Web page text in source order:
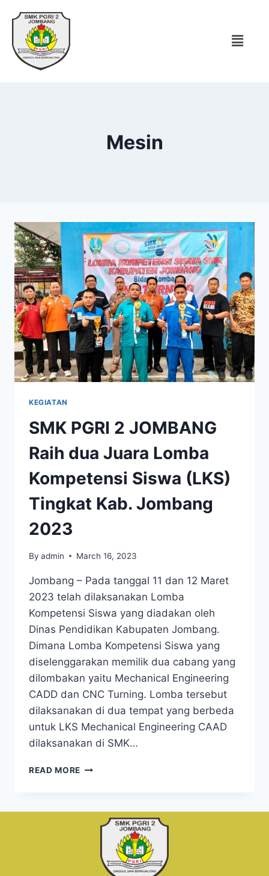
Mesin
KEGIATAN
SMK PGRI 2 JOMBANG
Raih dua Juara Lomba
Kompetensi Siswa (LKS)
Tingkat Kab. Jombang
2023
By admin March 16, 2023
Jombang – Pada tanggal 11 dan 12 Maret
2023 telah dilaksanakan Lomba
Kompetensi Siswa yang diadakan oleh
Dinas Pendidikan Kabupaten Jombang.
Dimana Lomba Kompetensi Siswa yang
diselenggarakan memilik dua cabang yang
dilombakan yaitu Mechanical Engineering
CADD dan CNC Turning. Lomba tersebut
dilaksanakan di dua tempat yang berbeda
untuk LKS Mechanical Engineering CAAD
dilaksanakan di SMK…
READ MORE